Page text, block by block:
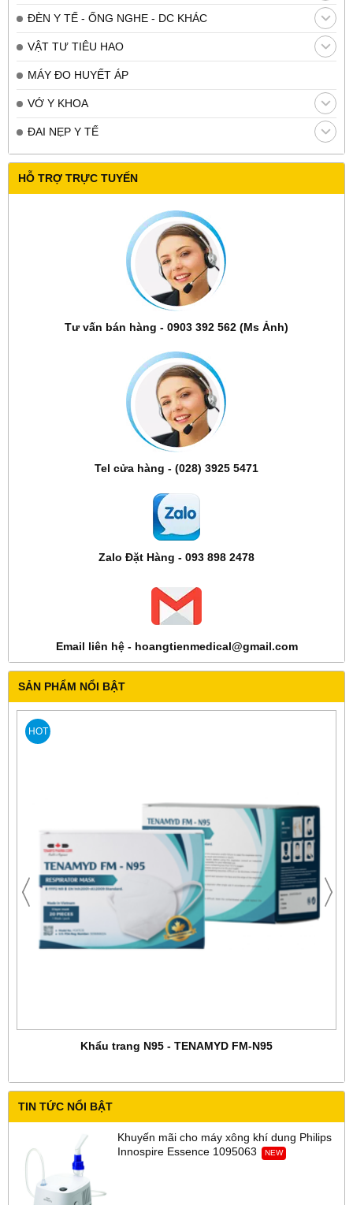
ĐÈN Y TẾ - ỐNG NGHE - DC KHÁC
VẬT TƯ TIÊU HAO
MÁY ĐO HUYẾT ÁP
VỚ Y KHOA
ĐAI NẸP Y TẾ
HỖ TRỢ TRỰC TUYẾN
Tư vấn bán hàng - 0903 392 562 (Ms Ảnh)
Tel cửa hàng - (028) 3925 5471
Zalo Đặt Hàng - 093 898 2478
Email liên hệ - hoangtienmedical@gmail.com
SẢN PHẨM NỔI BẬT
HOT
Khẩu trang N95 - TENAMYD FM-N95
TIN TỨC NỔI BẬT
Khuyến mãi cho máy xông khí dung Philips
Innospire Essence 1095063
NEW